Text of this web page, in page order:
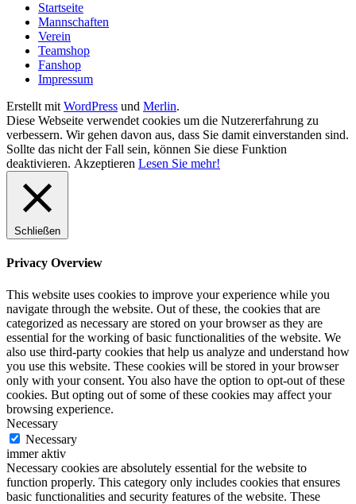
Startseite
Mannschaften
Verein
Teamshop
Fanshop
Impressum
Erstellt mit WordPress und Merlin.
Diese Webseite verwendet cookies um die Nutzererfahrung zu
verbessern. Wir gehen davon aus, dass Sie damit einverstanden sind.
Sollte das nicht der Fall sein, können Sie diese Funktion
deaktivieren. Akzeptieren Lesen Sie mehr!
Schließen
Privacy Overview
This website uses cookies to improve your experience while you
navigate through the website. Out of these, the cookies that are
categorized as necessary are stored on your browser as they are
essential for the working of basic functionalities of the website. We
also use third-party cookies that help us analyze and understand how
you use this website. These cookies will be stored in your browser
only with your consent. You also have the option to opt-out of these
cookies. But opting out of some of these cookies may affect your
browsing experience.
Necessary
Necessary
immer aktiv
Necessary cookies are absolutely essential for the website to
function properly. This category only includes cookies that ensures
basic functionalities and security features of the website. These